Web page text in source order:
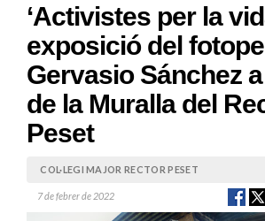
‘Activistes per la
exposició del
Gervasio Sánchez
de la Muralla del
Peset
COL·LEGI MAJOR RECTOR PESET
7 de febrer de 2022